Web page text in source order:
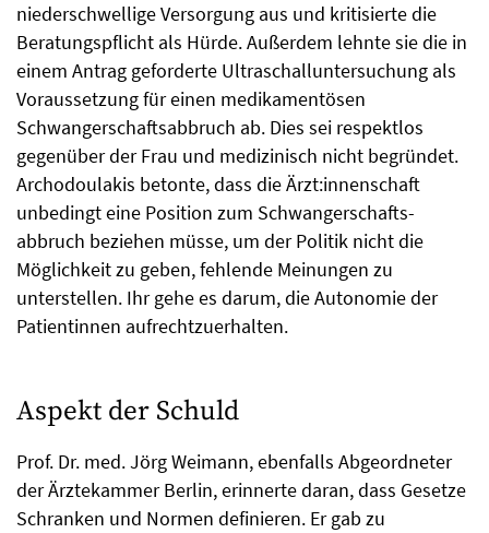
niederschwellige Versorgung aus und kritisierte die
Beratungspflicht als Hürde. Außerdem lehnte sie die in
einem Antrag geforderte Ultraschall­untersuchung als
Voraussetzung für einen medikamentösen
Schwangerschafts­abbruch ab. Dies sei respektlos
gegenüber der Frau und medizinisch nicht begründet.
Archodoulakis betonte, dass die Ärzt:innenschaft
unbedingt eine Position zum Schwangerschafts­
abbruch beziehen müsse, um der Politik nicht die
Möglichkeit zu geben, fehlende Meinungen zu
unterstellen. Ihr gehe es darum, die Autonomie der
Patientinnen aufrechtzuerhalten.
Aspekt der Schuld
Prof. Dr. med. Jörg Weimann, ebenfalls Abgeordneter
der Ärztekammer Berlin, erinnerte daran, dass Gesetze
Schranken und Normen definieren. Er gab zu